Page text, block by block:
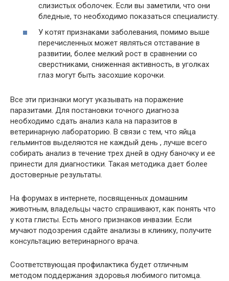
слизистых оболочек. Если вы заметили, что они
бледные, то необходимо показаться специалисту.
У котят признаками заболевания, помимо выше
перечисленных может являться отставание в
развитии, более мелкий рост в сравнении со
сверстниками, сниженная активность, в уголках
глаз могут быть засохшие корочки.
Все эти признаки могут указывать на поражение
паразитами. Для постановки точного диагноза
необходимо сдать анализ кала на паразитов в
ветеринарную лабораторию. В связи с тем, что яйца
гельминтов выделяются не каждый день , лучше всего
собирать анализ в течение трех дней в одну баночку и ее
принести для диагностики. Такая методика дает более
достоверные результаты.
На форумах в интернете, посвященных домашним
животным, владельцы часто спрашивают, как понять что
у кота глисты. Есть много признаков инвазии. Если
мучают подозрения сдайте анализы в клинику, получите
консультацию ветеринарного врача.
Соответствующая профилактика будет отличным
методом поддержания здоровья любимого питомца.